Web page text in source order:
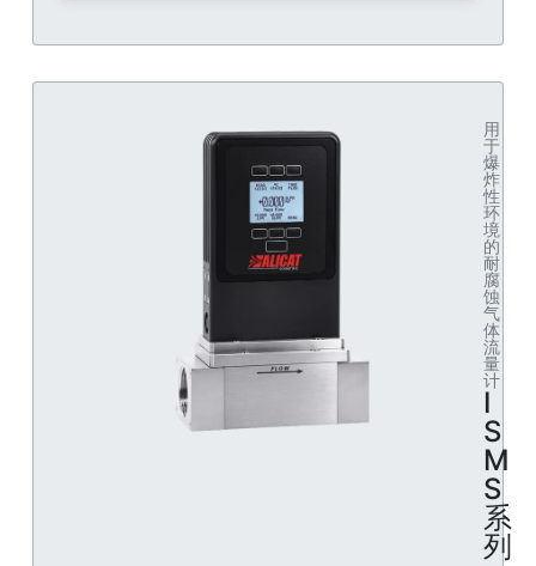
用
于
爆
炸
性
环
境
的
耐
腐
蚀
气
体
流
量
计
I
S
M
S
系
列